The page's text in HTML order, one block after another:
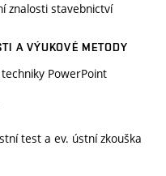
znalosti stavebnictví
A VÝUKOVÉ METODY
PowerPoint
test a ev. ústní zkouška